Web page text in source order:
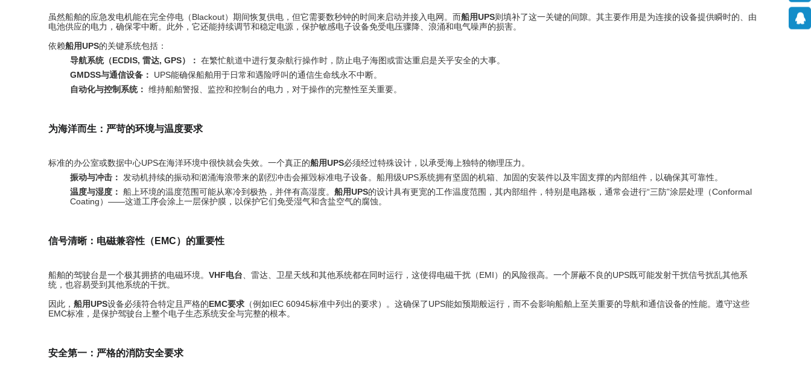
虽然船舶的应急发电机能在完全停电（Blackout）期间恢复供电，但它需要数秒钟的时间来启动并接入电网。而船用UPS则填补了这一关键的间隙。其主要作用是为连接的设备提供瞬时的、由
电池供应的电力，确保零中断。此外，它还能持续调节和稳定电源，保护敏感电子设备免受电压骤降、浪涌和电气噪声的损害。
依赖船用UPS的关键系统包括：
导航系统（ECDIS, 雷达, GPS）： 在繁忙航道中进行复杂航行操作时，防止电子海图或雷达重启是关乎安全的大事。
GMDSS与通信设备：
UPS能确保船舶用于日常和遇险呼叫的通信生命线永不中断。
自动化与控制系统： 维持船舶警报、监控和控制台的电力，对于操作的完整性至关重要。
为海洋而生：严苛的环境与温度要求
标准的办公室或数据中心UPS在海洋环境中很快就会失效。一个真正的船用UPS必须经过特殊设计，以承受海上独特的物理压力。
振动与冲击：
发动机持续的振动和汹涌海浪带来的剧烈冲击会摧毁标准电子设备。船用级UPS系统拥有坚固的机箱、加固的安装件以及牢固支撑的内部组件，以确保其可靠性。
温度与湿度： 船上环境的温度范围可能从寒冷到极热，并伴有高湿度。 船用UPS的设计具有更宽的工作温度范围，其内部组件，特别是电路板，通常会进行“三防”涂层处理（Conformal
Coating）——这道工序会涂上一层保护膜，以保护它们免受湿气和含盐空气的腐蚀。
信号清晰：电磁兼容性（EMC）的重要性
船舶的驾驶台是一个极其拥挤的电磁环境。 VHF电台 、雷达、卫星天线和其他系统都在同时运行，这使得电磁干扰（EMI）的风险很高。一个屏蔽不良的UPS既可能发射干扰信号扰乱其他系
统，也容易受到其他系统的干扰。
因此， 船用UPS设备必须符合特定且严格的EMC要求 （例如IEC 60945标准中列出的要求）。这确保了UPS能如预期般运行，而不会影响船舶上至关重要的导航和通信设备的性能。遵守这些
EMC标准，是保护驾驶台上整个电子生态系统安全与完整的根本。
安全第一：严格的消防安全要求